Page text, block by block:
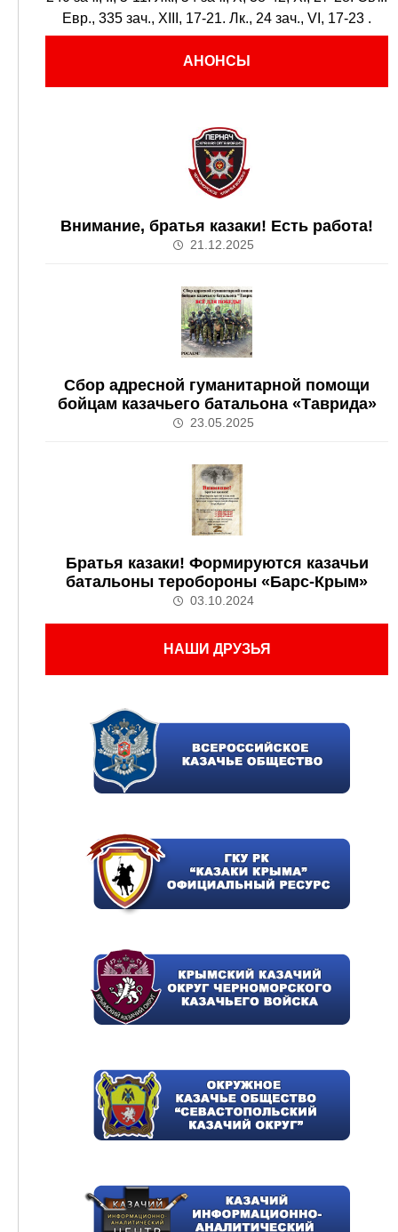
Евр., 335 зач., XIII, 17-21. Лк., 24 зач., VI, 17-23 .
АНОНСЫ
Внимание, братья казаки! Есть работа!
21.12.2025
Сбор адресной гуманитарной помощи
бойцам казачьего батальона «Таврида»
23.05.2025
Братья казаки! Формируются казачьи
батальоны теробороны «Барс-Крым»
03.10.2024
НАШИ ДРУЗЬЯ